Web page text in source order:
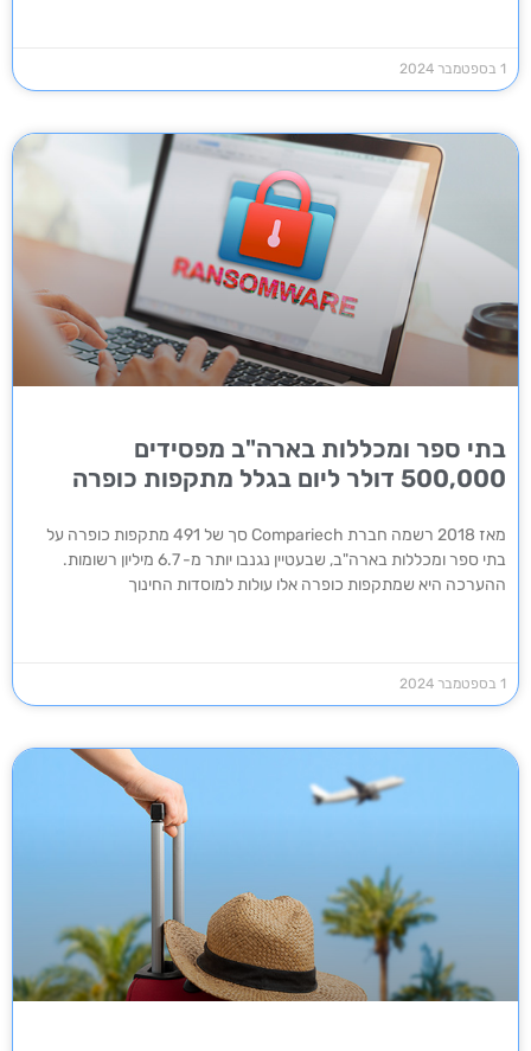
1 בספטמבר 2024
בתי ספר ומכללות בארה"ב מפסידים
500,000 דולר ליום בגלל מתקפות כופרה
מאז 2018 רשמה חברת Compariech סך של 491 מתקפות כופרה על
בתי ספר ומכללות בארה"ב, שבעטיין נגנבו יותר מ- 6.7 מיליון רשומות.
ההערכה היא שמתקפות כופרה אלו עולות למוסדות החינוך
1 בספטמבר 2024